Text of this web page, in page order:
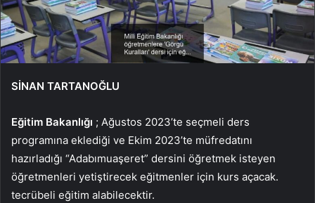
SİNAN TARTANOĞLU
Eğitim Bakanlığı ; Ağustos 2023’te seçmeli ders
programına eklediği ve Ekim 2023’te müfredatını
hazırladığı “Adabımuaşeret” dersini öğretmek isteyen
öğretmenleri yetiştirecek eğitmenler için kurs açacak.
tecrübeli eğitim alabilecektir.